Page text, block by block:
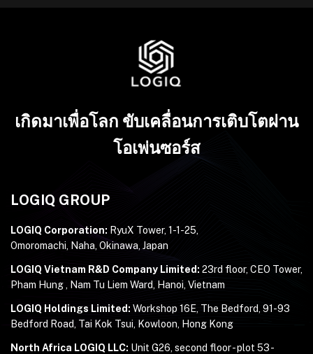
เกิดมาเพื่อโลก ขับเคลื่อนการเติบโตผ่าน
โอเพ่นซอร์ส
LOGIQ GROUP
LOGIQ Corporation: RyuX Tower, 1-1-25,
Omoromachi, Naha, Okinawa, Japan
LOGIQ Vietnam R&D Company Limited: 23rd floor, CEO Tower,
Pham Hung , Nam Tu Liem Ward, Hanoi, Vietnam
LOGIQ Holdings Limited: Workshop 16E, The Bedford, 91-93
Bedford Road, Tai Kok Tsui, Kowloon, Hong Kong
North Africa LOGIQ LLC: Unit G26, second floor - plot 53 -